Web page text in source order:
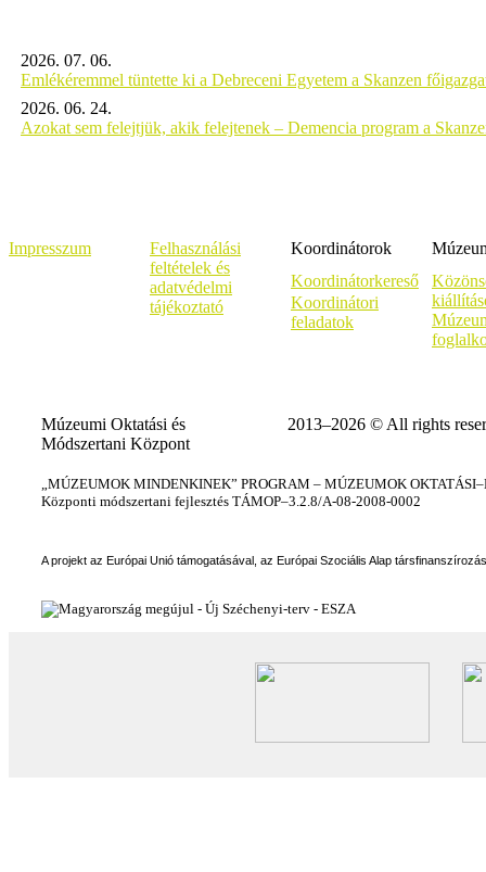
2026. 07. 06.
Emlékéremmel tüntette ki a Debreceni Egyetem a Skanzen
2026. 06. 24.
Azokat sem felejtjük, akik felejtenek – Demencia program a
Impresszum
Felhasználási
feltételek és
adatvédelmi
tájékoztató
Koordinátorok
Koordinátorkereső
Koordinátori
feladatok
Múzeumi Oktatási és
Módszertani Központ
2013–2026 © All rights
„MÚZEUMOK MINDENKINEK” PROGRAM – MÚZEUMOK
Központi módszertani fejlesztés TÁMOP–3.2.8/A-08-2008-0002
A projekt az Európai Unió támogatásával, az Európai Szociális Alap